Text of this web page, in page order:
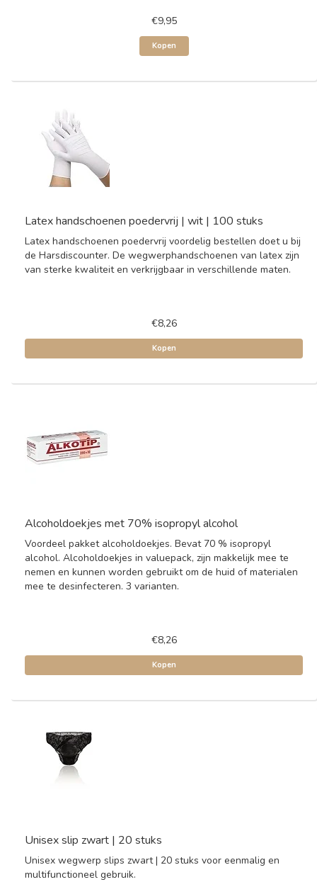
€9,95
Kopen
Latex handschoenen poedervrij | wit | 100 stuks
Latex handschoenen poedervrij voordelig bestellen doet u bij
de Harsdiscounter. De wegwerphandschoenen van latex zijn
van sterke kwaliteit en verkrijgbaar in verschillende maten.
€8,26
Kopen
Alcoholdoekjes met 70% isopropyl alcohol
Voordeel pakket alcoholdoekjes. Bevat 70 % isopropyl
alcohol. Alcoholdoekjes in valuepack, zijn makkelijk mee te
nemen en kunnen worden gebruikt om de huid of materialen
mee te desinfecteren. 3 varianten.
€8,26
Kopen
Unisex slip zwart | 20 stuks
Unisex wegwerp slips zwart | 20 stuks voor eenmalig en
multifunctioneel gebruik.